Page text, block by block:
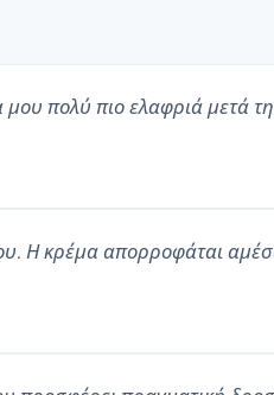
πολύ πιο ελαφριά μετά
Η κρέμα απορροφάται